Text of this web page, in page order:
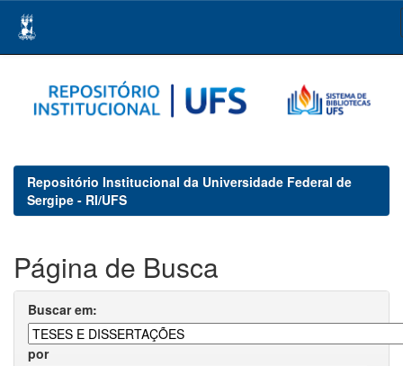
navigation
Repositório Institucional da Universidade Federal de
Sergipe - RI/UFS
Página de Busca
Buscar em:
por